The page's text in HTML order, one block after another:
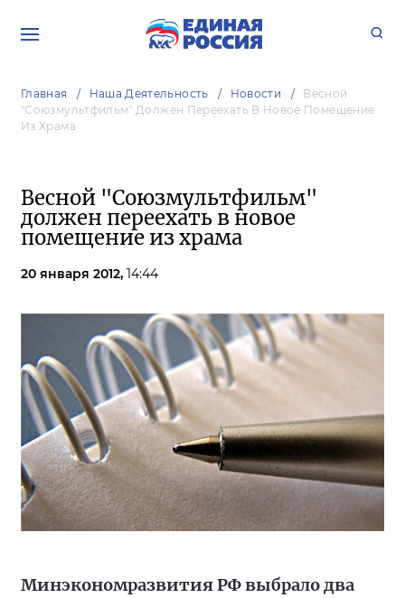
Главная Наша Деятельность Новости
Весной
"Союзмультфильм" Должен Переехать В Новое Помещение
Из Храма
Весной "Союзмультфильм"
должен переехать в новое
помещение из храма
20 января 2012, 14:44
Минэкономразвития РФ выбрало два